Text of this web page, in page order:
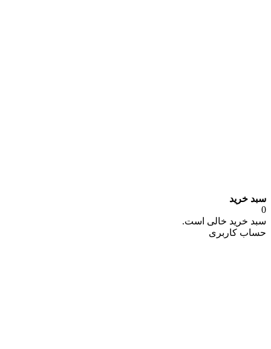
سبد خرید
0
سبد خرید خالی است.
حساب کاربری